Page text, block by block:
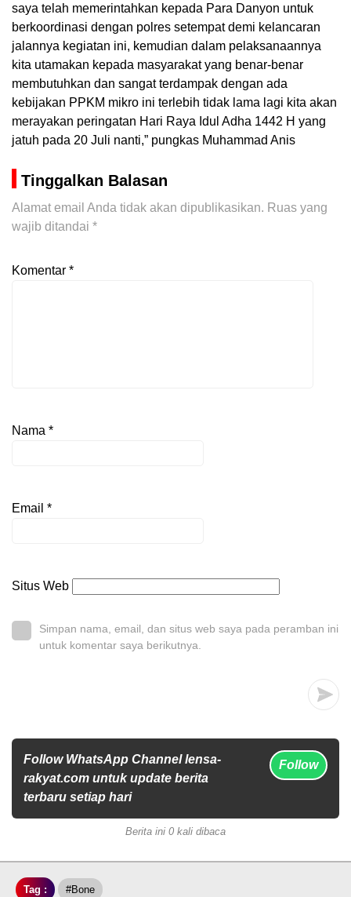
saya telah memerintahkan kepada Para Danyon untuk
berkoordinasi dengan polres setempat demi kelancaran
jalannya kegiatan ini, kemudian dalam pelaksanaannya
kita utamakan kepada masyarakat yang benar-benar
membutuhkan dan sangat terdampak dengan ada
kebijakan PPKM mikro ini terlebih tidak lama lagi kita akan
merayakan peringatan Hari Raya Idul Adha 1442 H yang
jatuh pada 20 Juli nanti,” pungkas Muhammad Anis
Tinggalkan Balasan
Alamat email Anda tidak akan dipublikasikan. Ruas yang
wajib ditandai *
Komentar *
Nama *
Email *
Situs Web
Simpan nama, email, dan situs web saya pada peramban ini
untuk komentar saya berikutnya.
Follow WhatsApp Channel lensa-
rakyat.com untuk update berita
terbaru setiap hari
Follow
Berita ini 0 kali dibaca
Tag : #Bone